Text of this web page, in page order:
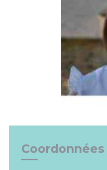
Coordonnées